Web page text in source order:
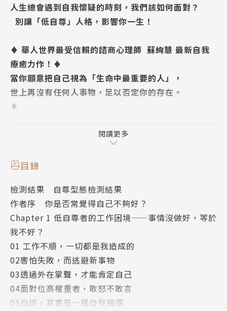
人生總會遇到自我懷疑的時刻，我們該如何面對？
別讓「低自尊」人格，影響你一生！
♦ 華人世界最受信賴的諮商心理師 蘇絢慧 最新自我
療癒力作！♦
當你願意把自己視為「生命中最重要的人」，
世上再沒有任何人事物，足以否定你的存在。
♦
這個翻譯系統的主機，正是心理學所說的：「自尊」。
自尊的高低、穩定與否，會影響自己如何翻譯外界訊
息，
別人的話語，對自己是友善還是敵意？
工作、感情的不順，是對自己的否定，還是生命給我們
的提醒？
40堂獻給低自尊人格的自尊課，
陪你面對內在的不安、焦慮、恐懼，為內心找回安定的
力量。
當我們能安心成為自己，就能在關係裡自由自在。
閱讀更多
目錄
檢測結果 自尊型態檢測結果
作者序 你是否常覺得自己不夠好？
Chapter 1 低自尊者的工作困境——事情沒做好，等於
我不好？
01 工作不順，一切都是我造成的
02害怕失敗，而逃避新事物
03透過外在掌聲，才能肯定自己
04面對位高權重者，敢怒不敢言
05自誇，其實是一種自我補償